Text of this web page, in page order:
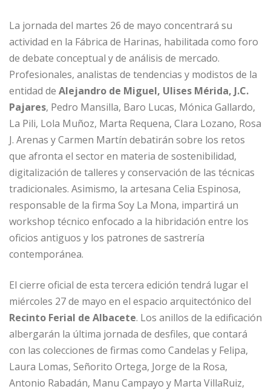
La jornada del martes 26 de mayo concentrará su
actividad en la Fábrica de Harinas, habilitada como foro
de debate conceptual y de análisis de mercado.
Profesionales, analistas de tendencias y modistos de la
entidad de Alejandro de Miguel, Ulises Mérida, J.C.
Pajares, Pedro Mansilla, Baro Lucas, Mónica Gallardo,
La Pili, Lola Muñoz, Marta Requena, Clara Lozano, Rosa
J. Arenas y Carmen Martín debatirán sobre los retos
que afronta el sector en materia de sostenibilidad,
digitalización de talleres y conservación de las técnicas
tradicionales. Asimismo, la artesana Celia Espinosa,
responsable de la firma Soy La Mona, impartirá un
workshop técnico enfocado a la hibridación entre los
oficios antiguos y los patrones de sastrería
contemporánea.
El cierre oficial de esta tercera edición tendrá lugar el
miércoles 27 de mayo en el espacio arquitectónico del
Recinto Ferial de Albacete. Los anillos de la edificación
albergarán la última jornada de desfiles, que contará
con las colecciones de firmas como Candelas y Felipa,
Laura Lomas, Señorito Ortega, Jorge de la Rosa,
Antonio Rabadán, Manu Campayo y Marta VillaRuiz,